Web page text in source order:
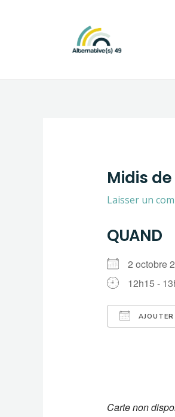
Midis
Laisser un
QUAND
2 octobre
12h15 -
Carte non
l’article